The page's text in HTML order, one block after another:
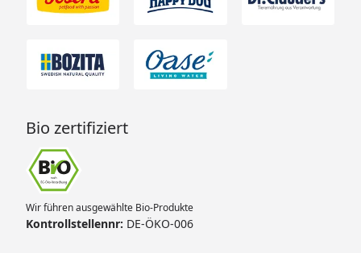
Bio zertifiziert
Wir führen ausgewählte Bio-Produkte
Kontrollstellennr: DE-ÖKO-006